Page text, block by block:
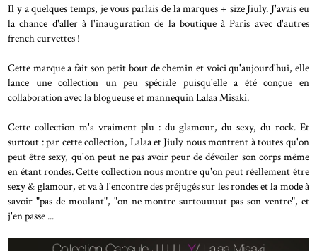
Il y a quelques temps, je vous parlais de la marques + size Jiuly. J'avais eu
la chance d'aller à l'inauguration de la boutique à Paris avec d'autres
french curvettes !
Cette marque a fait son petit bout de chemin et voici qu'aujourd'hui, elle
lance une collection un peu spéciale puisqu'elle a été conçue en
collaboration avec la blogueuse et mannequin Lalaa Misaki.
Cette collection m'a vraiment plu : du glamour, du sexy, du rock. Et
surtout : par cette collection, Lalaa et Jiuly nous montrent à toutes qu'on
peut être sexy, qu'on peut ne pas avoir peur de dévoiler son corps même
en étant rondes. Cette collection nous montre qu'on peut réellement être
sexy & glamour, et va à l'encontre des préjugés sur les rondes et la mode à
savoir "pas de moulant", "on ne montre surtouuuut pas son ventre", et
j'en passe ...